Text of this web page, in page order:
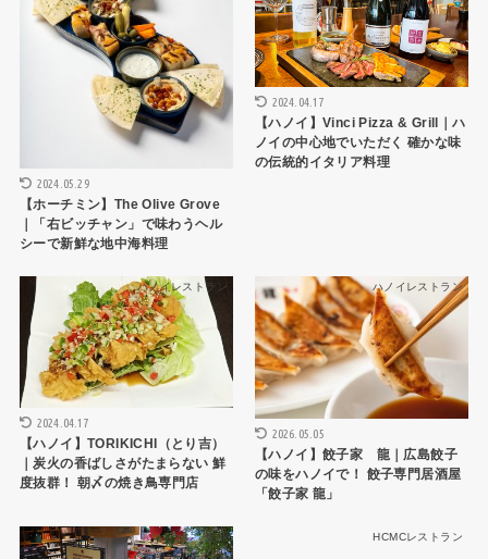
2024.05.29
【ホーチミン】The Olive Grove
｜「右ビッチャン」で味わうヘル
シーで新鮮な地中海料理
2024.04.17
【ハノイ】Vinci Pizza & Grill｜ハ
ノイの中心地でいただく 確かな味
の伝統的イタリア料理
ハノイレストラン
2024.04.17
【ハノイ】TORIKICHI（とり吉）
｜炭火の香ばしさがたまらない 鮮
度抜群！ 朝〆の焼き鳥専門店
ハノイレストラン
2026.05.05
【ハノイ】餃子家 龍｜広島餃子
の味をハノイで！ 餃子専門居酒屋
「餃子家 龍」
生活 HCMCレストラン